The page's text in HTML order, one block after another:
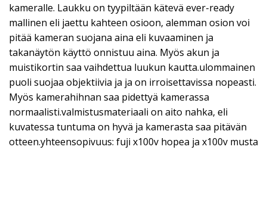
kameralle. Laukku on tyypiltään kätevä ever-ready
mallinen eli jaettu kahteen osioon, alemman osion voi
pitää kameran suojana aina eli kuvaaminen ja
takanäytön käyttö onnistuu aina. Myös akun ja
muistikortin saa vaihdettua luukun kautta.ulommainen
puoli suojaa objektiivia ja ja on irroisettavissa nopeasti.
Myös kamerahihnan saa pidettyä kamerassa
normaalisti.valmistusmateriaali on aito nahka, eli
kuvatessa tuntuma on hyvä ja kamerasta saa pitävän
otteen.yhteensopivuus: fuji x100v hopea ja x100v musta